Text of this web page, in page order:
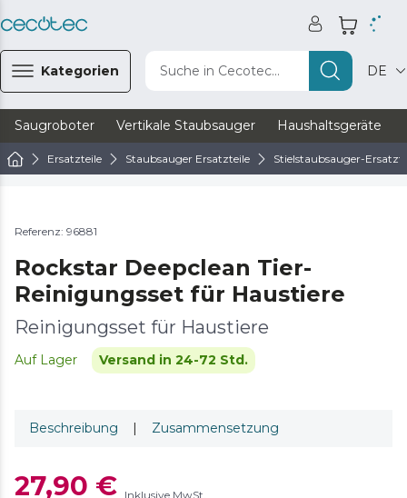
Kategorien Suche in Cecotec... DE
Saugroboter Vertikale Staubsauger Haushaltsgeräte
Ersatzteile Staubsauger Ersatzteile Stielstaubsauger-
Referenz: 96881
Rockstar Deepclean Tier-
Reinigungsset für Haustiere
Reinigungsset für Haustiere
Auf Lager Versand in 24-72 Std.
Beschreibung | Zusammensetzung
27,90 € Inklusive MwSt.